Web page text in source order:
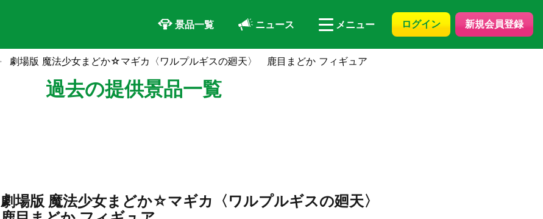
景品一覧 ニュース メニュー ログイン 新規会員登録
劇場版 魔法少女まどか☆マギカ〈ワルプルギスの廻天〉 鹿目まどか フィギュア
過去の提供景品一覧
劇場版 魔法少女まどか☆マギカ〈ワルプルギスの廻天〉